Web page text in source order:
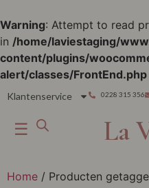
Warning: Attempt to read
in /home/laviestaging/
content/plugins/
alert/classes/FrontEnd.php
Klantenservice 0228 315 356
☰ La
Home / Producten